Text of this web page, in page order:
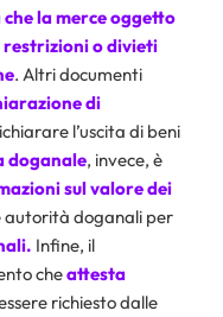
la merce oggetto
restrizioni o divieti
. Altri documenti
di
l’uscita di beni
doganale, invece, è
sul valore dei
autorità doganali per
. Infine, il
cheattesta
richiesto dalle